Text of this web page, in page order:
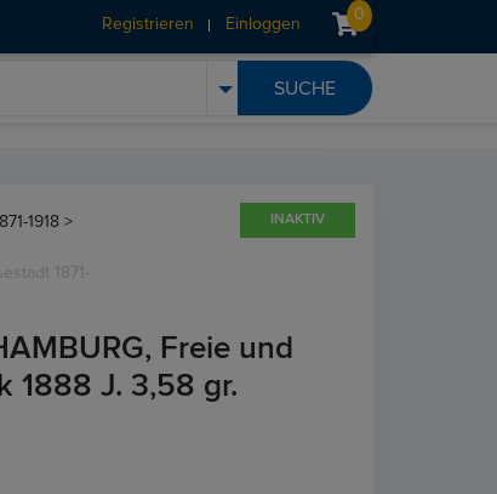
Registrieren Einloggen
0
1918 >
1871-
INAKTIV
Freie und
1888 J. 3,58 gr.